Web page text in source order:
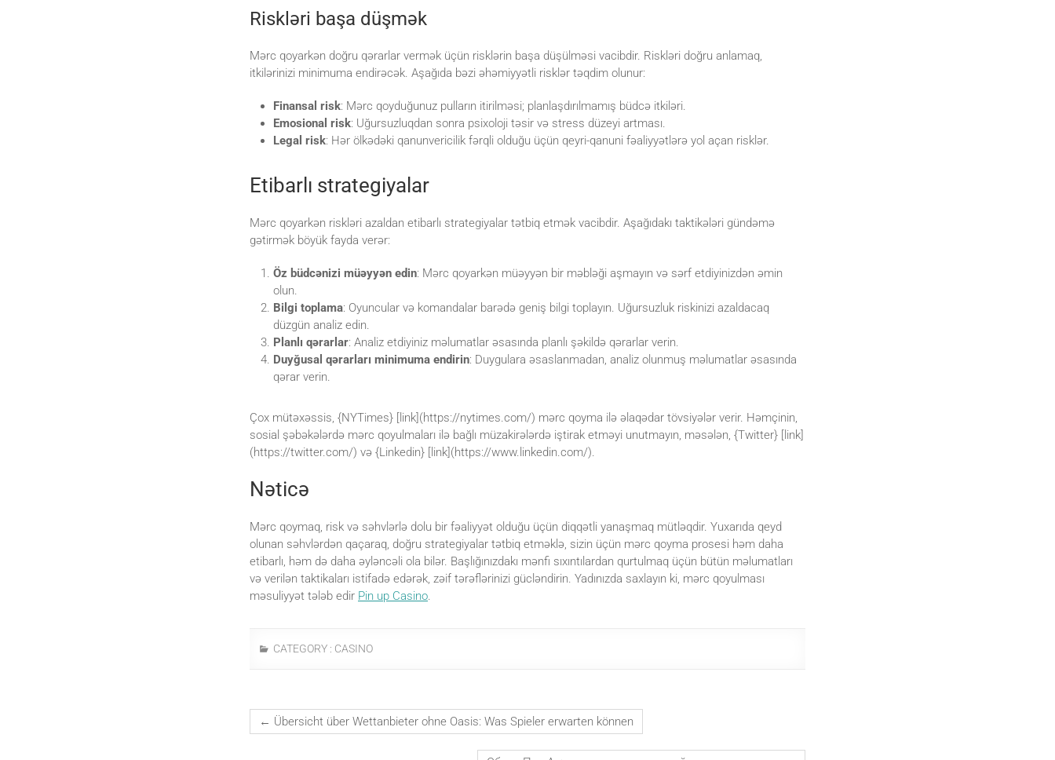
Riskləri başa düşmək
Mərc qoyarkən doğru qərarlar vermək üçün risklərin başa düşülməsi vacibdir. Riskləri doğru anlamaq,
itkilərinizi minimuma endirəcək. Aşağıda bəzi əhəmiyyətli risklər təqdim olunur:
Finansal risk: Mərc qoyduğunuz pulların itirilməsi; planlaşdırılmamış büdcə itkiləri.
Emosional risk: Uğursuzluqdan sonra psixoloji təsir və stress düzeyi artması.
Legal risk: Hər ölkədəki qanunvericilik fərqli olduğu üçün qeyri-qanuni fəaliyyətlərə yol açan risklər.
Etibarlı strategiyalar
Mərc qoyarkən riskləri azaldan etibarlı strategiyalar tətbiq etmək vacibdir. Aşağıdakı taktikələri gündəmə
gətirmək böyük fayda verər:
Öz büdcənizi müəyyən edin: Mərc qoyarkən müəyyən bir məbləği aşmayın və sərf etdiyinizdən əmin
olun.
Bilgi toplama: Oyuncular və komandalar barədə geniş bilgi toplayın. Uğursuzluk riskinizi azaldacaq
düzgün analiz edin.
Planlı qərarlar: Analiz etdiyiniz məlumatlar əsasında planlı şəkildə qərarlar verin.
Duyğusal qərarları minimuma endirin: Duygulara əsaslanmadan, analiz olunmuş məlumatlar əsasında
qərar verin.
Çox mütəxəssis, {NYTimes} [link](https://nytimes.com/) mərc qoyma ilə əlaqədar tövsiyələr verir. Həmçinin,
sosial şəbəkələrdə mərc qoyulmaları ilə bağlı müzakirələrdə iştirak etməyi unutmayın, məsələn, {Twitter} [link]
(https://twitter.com/) və {Linkedin} [link](https://www.linkedin.com/).
Nəticə
Mərc qoymaq, risk və səhvlərlə dolu bir fəaliyyət olduğu üçün diqqətli yanaşmaq mütləqdir. Yuxarıda qeyd
olunan səhvlərdən qaçaraq, doğru strategiyalar tətbiq etməklə, sizin üçün mərc qoyma prosesi həm daha
etibarlı, həm də daha əyləncəli ola bilər. Başlığınızdakı mənfi sıxıntılardan qurtulmaq üçün bütün məlumatları
və verilən taktikaları istifadə edərək, zəif tərəflərinizi gücləndirin. Yadınızda saxlayın ki, mərc qoyulması
məsuliyyət tələb edir Pin up Casino.
CATEGORY : CASINO
← Übersicht über Wettanbieter ohne Oasis: Was Spieler erwarten können